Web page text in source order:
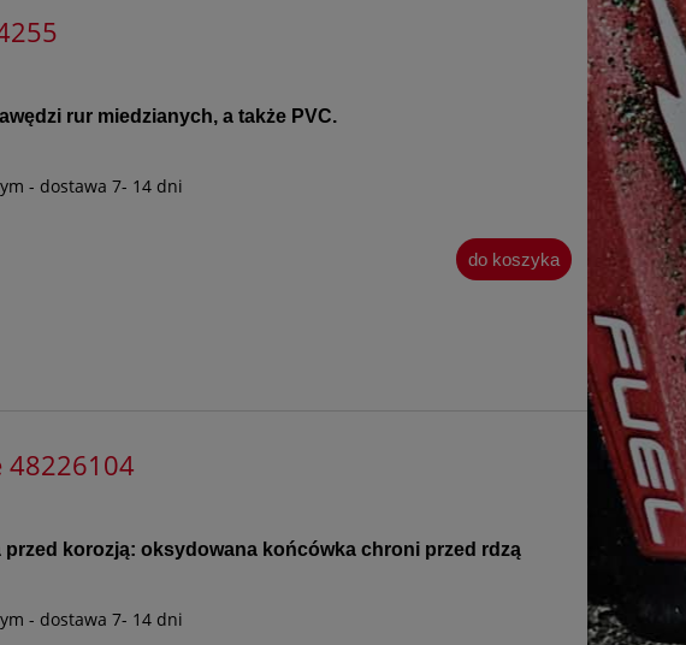
rur miedzianych, a także PVC.
- dostawa 7- 14 dni
do koszyka
48226104
korozją: oksydowana końcówka chroni przed rdzą
- dostawa 7- 14 dni